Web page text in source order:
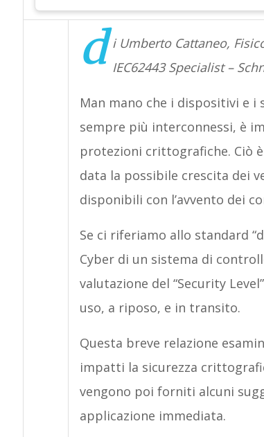
d i Umberto Cattaneo,
IEC62443 Specialist –
Man mano che i dispositivi e
sempre più interconnessi, è
protezioni crittografiche. Ciò
data la possibile crescita dei
disponibili con l’avvento dei
Se ci riferiamo allo standard
Cyber di un sistema di
valutazione del “Security
uso, a riposo, e in transito.
Questa breve relazione
impatti la sicurezza
vengono poi forniti alcuni
applicazione immediata.